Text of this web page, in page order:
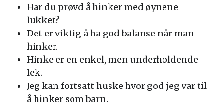
Har du prøvd å hinker med øynene
lukket?
Det er viktig å ha god balanse når man
hinker.
Hinke er en enkel, men underholdende
lek.
Jeg kan fortsatt huske hvor god jeg var til
å hinker som barn.